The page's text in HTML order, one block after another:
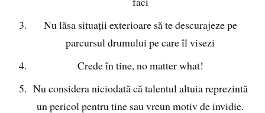
Nu lăsa situații exterioare să te descurajeze pe
parcursul drumului pe care îl visezi
Crede în tine, no matter what!
Nu considera niciodată că talentul altuia reprezintă
un pericol pentru tine sau vreun motiv de invidie.